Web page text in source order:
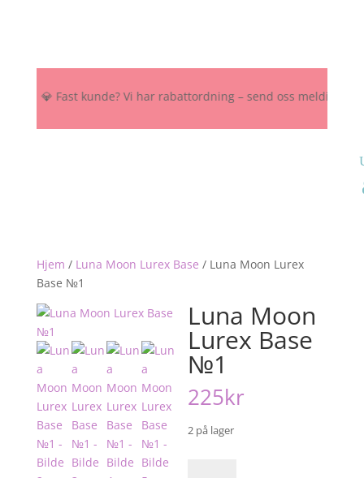
💎 Fast kunde? Vi har rabattordning – send oss melding her,
Hjem / Luna Moon Lurex Base / Luna Moon Lurex
Base №1
Luna Moon
Lurex Base
№1
225kr
2 på lager